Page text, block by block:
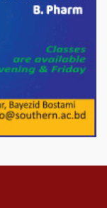
দিবস উপলক্ষে
শহিদ ও জুলাই
শাখার